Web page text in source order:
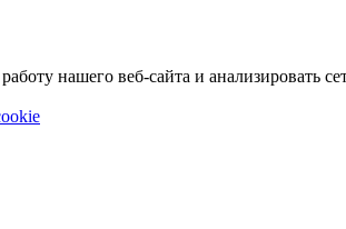
нашего веб-сайта и анализировать